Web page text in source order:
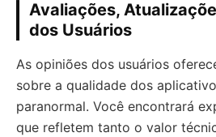
Avaliações,
dos Usuários
As opiniões dos usuários
sobre a qualidade dos
paranormal. Você encontrará
que refletem tanto o valor